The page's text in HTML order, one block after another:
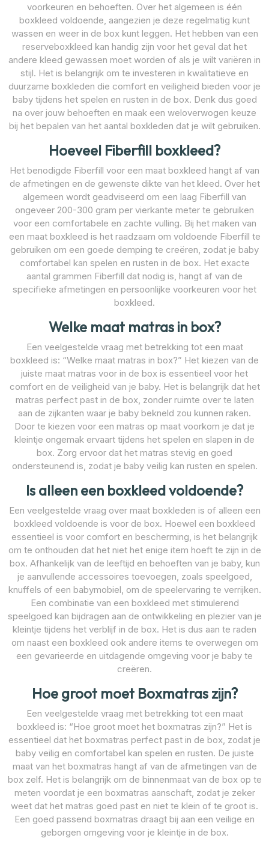
voorkeuren en behoeften. Over het algemeen is één
boxkleed voldoende, aangezien je deze regelmatig kunt
wassen en weer in de box kunt leggen. Het hebben van een
reserveboxkleed kan handig zijn voor het geval dat het
andere kleed gewassen moet worden of als je wilt variëren in
stijl. Het is belangrijk om te investeren in kwalitatieve en
duurzame boxkleden die comfort en veiligheid bieden voor je
baby tijdens het spelen en rusten in de box. Denk dus goed
na over jouw behoeften en maak een weloverwogen keuze
bij het bepalen van het aantal boxkleden dat je wilt gebruiken.
Hoeveel Fiberfill boxkleed?
Het benodigde Fiberfill voor een maat boxkleed hangt af van
de afmetingen en de gewenste dikte van het kleed. Over het
algemeen wordt geadviseerd om een laag Fiberfill van
ongeveer 200-300 gram per vierkante meter te gebruiken
voor een comfortabele en zachte vulling. Bij het maken van
een maat boxkleed is het raadzaam om voldoende Fiberfill te
gebruiken om een goede demping te creëren, zodat je baby
comfortabel kan spelen en rusten in de box. Het exacte
aantal grammen Fiberfill dat nodig is, hangt af van de
specifieke afmetingen en persoonlijke voorkeuren voor het
boxkleed.
Welke maat matras in box?
Een veelgestelde vraag met betrekking tot een maat
boxkleed is: “Welke maat matras in box?” Het kiezen van de
juiste maat matras voor in de box is essentieel voor het
comfort en de veiligheid van je baby. Het is belangrijk dat het
matras perfect past in de box, zonder ruimte over te laten
aan de zijkanten waar je baby bekneld zou kunnen raken.
Door te kiezen voor een matras op maat voorkom je dat je
kleintje ongemak ervaart tijdens het spelen en slapen in de
box. Zorg ervoor dat het matras stevig en goed
ondersteunend is, zodat je baby veilig kan rusten en spelen.
Is alleen een boxkleed voldoende?
Een veelgestelde vraag over maat boxkleden is of alleen een
boxkleed voldoende is voor de box. Hoewel een boxkleed
essentieel is voor comfort en bescherming, is het belangrijk
om te onthouden dat het niet het enige item hoeft te zijn in de
box. Afhankelijk van de leeftijd en behoeften van je baby, kun
je aanvullende accessoires toevoegen, zoals speelgoed,
knuffels of een babymobiel, om de speelervaring te verrijken.
Een combinatie van een boxkleed met stimulerend
speelgoed kan bijdragen aan de ontwikkeling en plezier van je
kleintje tijdens het verblijf in de box. Het is dus aan te raden
om naast een boxkleed ook andere items te overwegen om
een gevarieerde en uitdagende omgeving voor je baby te
creëren.
Hoe groot moet Boxmatras zijn?
Een veelgestelde vraag met betrekking tot een maat
boxkleed is: “Hoe groot moet het boxmatras zijn?” Het is
essentieel dat het boxmatras perfect past in de box, zodat je
baby veilig en comfortabel kan spelen en rusten. De juiste
maat van het boxmatras hangt af van de afmetingen van de
box zelf. Het is belangrijk om de binnenmaat van de box op te
meten voordat je een boxmatras aanschaft, zodat je zeker
weet dat het matras goed past en niet te klein of te groot is.
Een goed passend boxmatras draagt bij aan een veilige en
geborgen omgeving voor je kleintje in de box.